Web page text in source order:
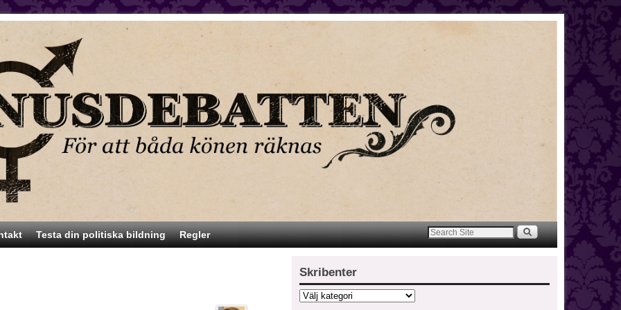
Testa din politiska bildning Regler
Skribenter